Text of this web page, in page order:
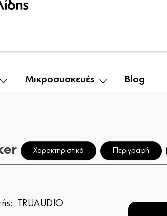
Μικροσυσκευές Blog
Χαρακτηριστικά Περιγραφή
TRUAUDIO